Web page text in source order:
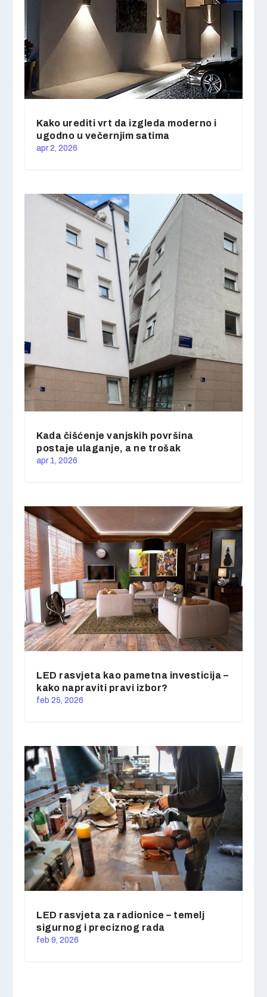
Kako urediti vrt da izgleda moderno i
ugodno u večernjim satima
apr 2, 2026
Kada čišćenje vanjskih površina
postaje ulaganje, a ne trošak
apr 1, 2026
LED rasvjeta kao pametna investicija –
kako napraviti pravi izbor?
feb 25, 2026
LED rasvjeta za radionice – temelj
sigurnog i preciznog rada
feb 9, 2026